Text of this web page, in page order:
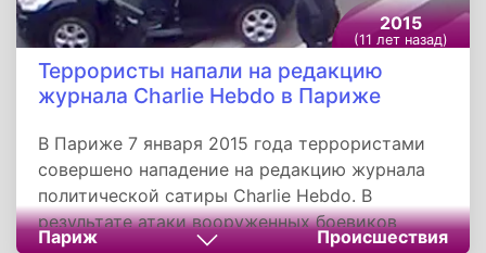
2015
(11 лет назад)
Террористы напали на редакцию
журнала Charlie Hebdo в Париже
В Париже 7 января 2015 года террористами
совершено нападение на редакцию журнала
политической сатиры Charlie Hebdo. В
результате атаки вооруженных боевиков
погибло 12 человек, ранения получили 11.
Париж Происшествия